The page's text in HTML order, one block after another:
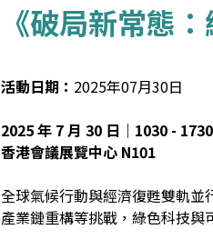
《破局新常態
活動日期： 2025年07月30日
2025 年 7 月 30 日｜1030 - 1730
香港會議展覽中心 N101
全球氣候行動與經濟復甦雙軌
產業鏈重構等挑戰，綠色科技與